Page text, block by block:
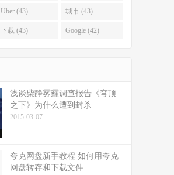
Uber (43) 城市 (43)
下载 (43) Google (42)
浅谈柴静雾霾调查报告《穹顶
之下》为什么遭到封杀
2015-03-07
夸克网盘新手教程 如何用夸克
网盘转存和下载文件